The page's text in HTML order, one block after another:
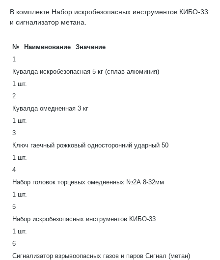
В комплекте Набор искробезопасных инструментов КИБО-33
и сигнализатор метана.
№ Наименование
Значение
1
Кувалда искробезопасная 5 кг (сплав алюминия)
1 шт.
2
Кувалда омедненная 3 кг
1 шт.
3
Ключ гаечный рожковый односторонний ударный 50
1 шт.
4
Набор головок торцевых омедненных №2А 8-32мм
1 шт.
5
Набор искробезопасных инструментов КИБО-33
1 шт.
6
Сигнализатор взрывоопасных газов и паров Сигнал (метан)